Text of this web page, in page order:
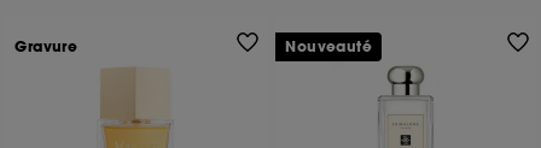
Gravure Nouveauté